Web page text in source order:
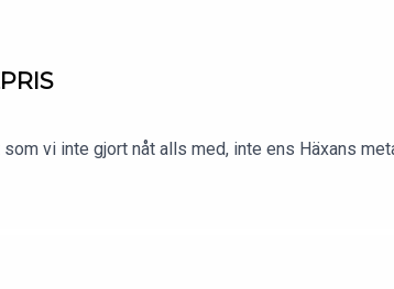
vi inte gjort nåt alls med, inte ens Häxans